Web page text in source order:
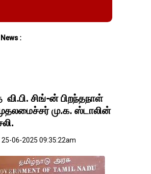
:
சிங்-ன் பிறந்தநாள்
மு.க. ஸ்டாலின்
06-2025 09:35:22am